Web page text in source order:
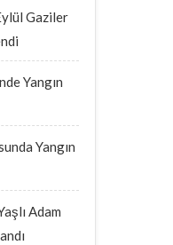
Gaziler
Yangın
Yangın
Adam